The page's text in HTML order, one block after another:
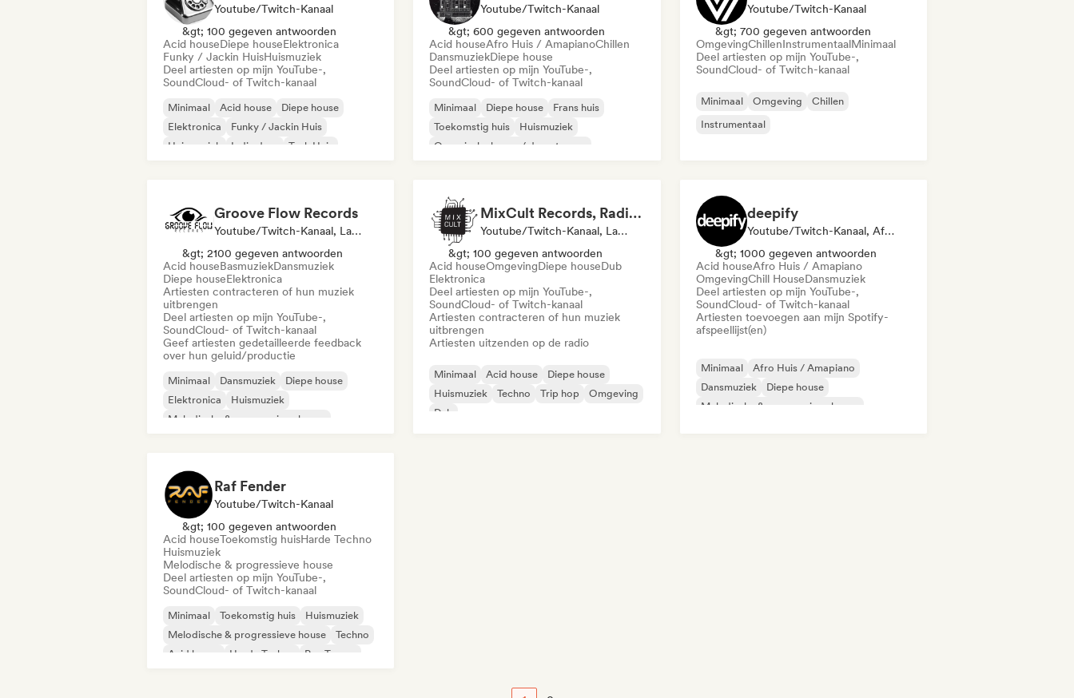
Youtube/Twitch-Kanaal
&gt; 100 gegeven antwoorden
Acid houseDiepe houseElektronica
Funky / Jackin HuisHuismuziek
Deel artiesten op mijn YouTube-,
SoundCloud- of Twitch-kanaal
Minimaal Acid house
Diepe house
Elektronica
Funky / Jackin Huis
Huismuziek
Indie dans Tech Huis
Youtube/Twitch-Kanaal
&gt; 600 gegeven antwoorden
Acid houseAfro Huis / AmapianoChillen
DansmuziekDiepe house
Deel artiesten op mijn YouTube-,
SoundCloud- of Twitch-kanaal
Minimaal Diepe house
Frans huis
Toekomstig huis
Huismuziek
Organische house / downtempo
Youtube/Twitch-Kanaal
&gt; 700 gegeven antwoorden
OmgevingChillenInstrumentaalMinimaal
Deel artiesten op mijn YouTube-,
SoundCloud- of Twitch-kanaal
Minimaal Omgeving
Chillen
Instrumentaal
Groove Flow Records
Youtube/Twitch-Kanaal, Label, Geluidsexpert
&gt; 2100 gegeven antwoorden
Acid houseBasmuziekDansmuziek
Diepe houseElektronica
Artiesten contracteren of hun muziek
uitbrengen
Deel artiesten op mijn YouTube-,
SoundCloud- of Twitch-kanaal
Geef artiesten gedetailleerde feedback
over hun geluid/productie
Minimaal Dansmuziek
Diepe house
Elektronica
Huismuziek
Melodische & progressieve house
MixCult Records, Radio and Sub Labels
Youtube/Twitch-Kanaal, Label, Radiostation
&gt; 100 gegeven antwoorden
Acid houseOmgevingDiepe houseDub
Elektronica
Deel artiesten op mijn YouTube-,
SoundCloud- of Twitch-kanaal
Artiesten contracteren of hun muziek
uitbrengen
Artiesten uitzenden op de radio
Minimaal Acid house
Diepe house
Huismuziek
Techno Trip hop
Omgeving
Dub
deepify
Youtube/Twitch-Kanaal, Afspeellijst Curator
&gt; 1000 gegeven antwoorden
Acid houseAfro Huis / Amapiano
OmgevingChill HouseDansmuziek
Deel artiesten op mijn YouTube-,
SoundCloud- of Twitch-kanaal
Artiesten toevoegen aan mijn Spotify-
afspeellijst(en)
Minimaal
Afro Huis / Amapiano
Dansmuziek
Diepe house
Melodische & progressieve house
Raf Fender
Youtube/Twitch-Kanaal
&gt; 100 gegeven antwoorden
Acid houseToekomstig huisHarde Techno
Huismuziek
Melodische & progressieve house
Deel artiesten op mijn YouTube-,
SoundCloud- of Twitch-kanaal
Minimaal Toekomstig huis
Huismuziek
Melodische & progressieve house
Techno
Acid house
Harde Techno Psy-Trance